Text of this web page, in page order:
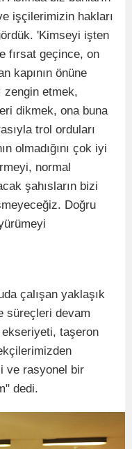
işçilerimizin hakları
'Kimseyi işten
fırsat geçince, on
kapının önüne
zengin etmek,
dikmek, ona buna
trol orduları
olmadığını çok iyi
normal
şahısların bizi
Doğru
çalışan yaklaşık
süreçleri devam
taşeron
ve rasyonel bir
dedi.